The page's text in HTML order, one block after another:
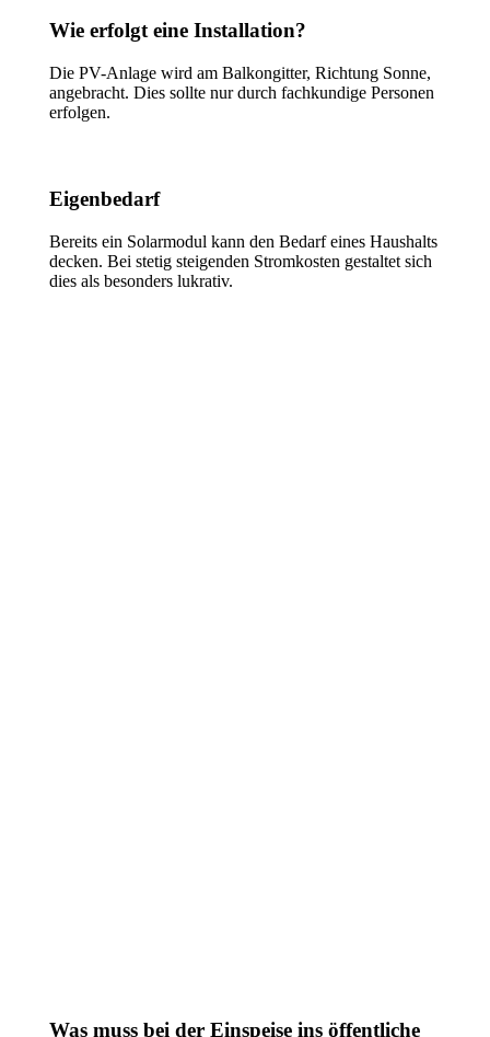
Wie erfolgt eine Installation?
Die PV-Anlage wird am Balkongitter, Richtung Sonne,
angebracht. Dies sollte nur durch fachkundige Personen
erfolgen.
Eigenbedarf
Bereits ein Solarmodul kann den Bedarf eines Haushalts
decken. Bei stetig steigenden Stromkosten gestaltet sich
dies als besonders lukrativ.
Was muss bei der Einspeise ins öffentliche